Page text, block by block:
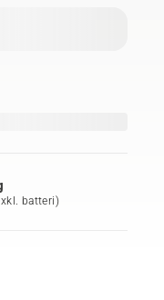
batteri)